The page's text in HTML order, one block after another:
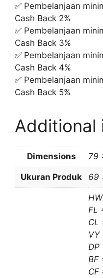
✅ Pembelanjaan
Cash Back 2%
✅ Pembelanjaan
Cash Back 3%
✅ Pembelanjaan
Cash Back 4%
✅ Pembelanjaan
Cash Back 5%
Additional
Dimensions 79
Ukuran Produk 69
FL
CL
VY
DP
BF
CF